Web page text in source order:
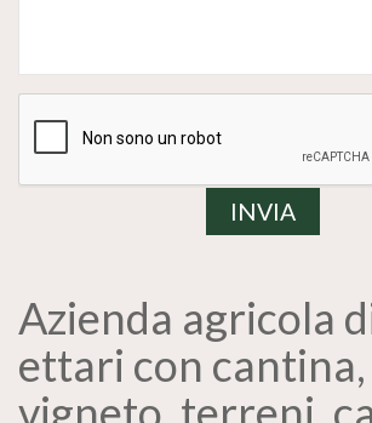
Azienda agricola
ettari con cantina,